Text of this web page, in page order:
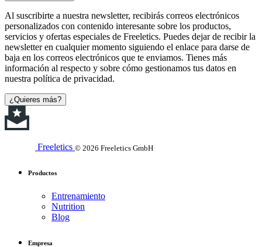
Al suscribirte a nuestra newsletter, recibirás correos electrónicos
personalizados con contenido interesante sobre los productos,
servicios y ofertas especiales de Freeletics. Puedes dejar de recibir la
newsletter en cualquier momento siguiendo el enlace para darse de
baja en los correos electrónicos que te enviamos. Tienes más
información al respecto y sobre cómo gestionamos tus datos en
nuestra política de privacidad.
¿Quieres más?
Freeletics © 2026 Freeletics GmbH
Productos
Entrenamiento
Nutrition
Blog
Empresa